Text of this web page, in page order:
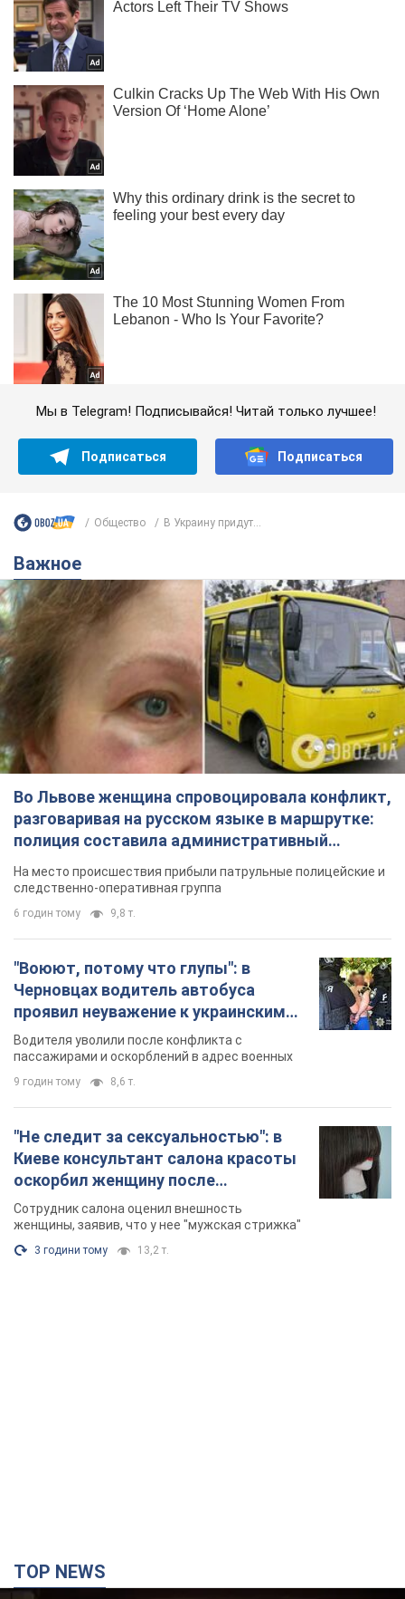
Мы в Telegram! Подписывайся! Читай только лучшее!
Подписаться Подписаться
Общество В Украину придут...
Важное
Во Львове женщина спровоцировала конфликт,
разговаривая на русском языке в маршрутке:
полиция составила административный
протокол. Видео
На место происшествия прибыли патрульные полицейские и
следственно-оперативная группа
6 годин тому 9,8 т.
"Воюют, потому что глупы": в
Черновцах водитель автобуса
проявил неуважение к украинским
военным и поплатился за это.
Видео
Водителя уволили после конфликта с
пассажирами и оскорблений в адрес военных
9 годин тому 8,6 т.
"Не следит за сексуальностью": в
Киеве консультант салона красоты
оскорбил женщину после
химиотерапии, разгорелся скандал.
Фото
Сотрудник салона оценил внешность
женщины, заявив, что у нее "мужская стрижка"
3 години тому 13,2 т.
TOP NEWS